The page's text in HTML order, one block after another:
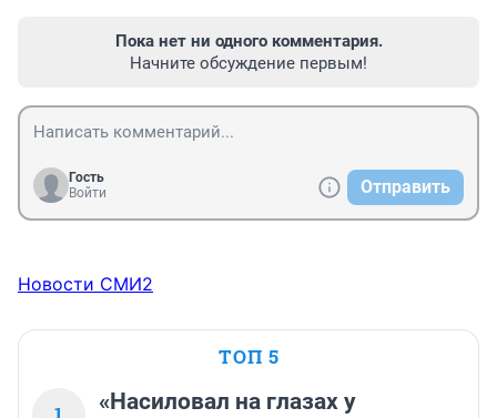
Пока нет ни одного комментария.
Начните обсуждение первым!
Гость
Войти
Отправить
Новости СМИ2
ТОП 5
«Насиловал на глазах у